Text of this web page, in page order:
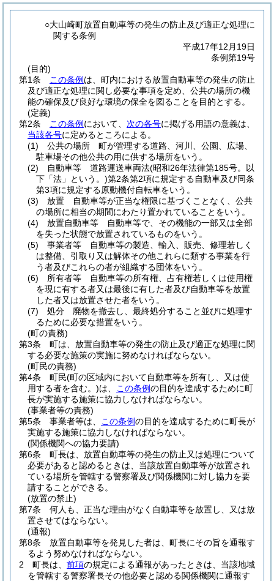
○大山崎町放置自動車等の発生の防止及び適正な処理に
関する条例
平成17年12月19日
条例第19号
(目的)
第1条
この条例 は、町内における放置自動車等の発生の防止
及び適正な処理に関し必要な事項を定め、公共の場所の機
能の確保及び良好な環境の保全を図ることを目的とする。
(定義)
第2条
この条例 において、 次の各号に掲げる用語の意義は、
当該各号に定めるところによる。
(1)
公共の場所 町が管理する道路、河川、公園、広場、
駐車場その他公共の用に供する場所をいう。
(2)
自動車等 道路運送車両法(昭和26年法律第185号。以
下「法」という。)第2条第2項に規定する自動車及び同条
第3項に規定する原動機付自転車をいう。
(3)
放置 自動車等が正当な権限に基づくことなく、公共
の場所に相当の期間にわたり置かれていることをいう。
(4)
放置自動車等 自動車等で、その機能の一部又は全部
を失った状態で放置されているものをいう。
(5)
事業者等 自動車等の製造、輸入、販売、修理若しく
は整備、引取り又は解体その他これらに類する事業を行
う者及びこれらの者が組織する団体をいう。
(6)
所有者等 自動車等の所有権、占有権若しくは使用権
を現に有する者又は最後に有した者及び自動車等を放置
した者又は放置させた者をいう。
(7)
処分 廃物を撤去し、最終処分すること並びに処理す
るために必要な措置をいう。
(町の責務)
第3条
町は、放置自動車等の発生の防止及び適正な処理に関
する必要な施策の実施に努めなければならない。
(町民の責務)
第4条
町民(町の区域内において自動車等を所有し、又は使
用する者を含む。)は、 この条例の目的を達成するために町
長が実施する施策に協力しなければならない。
(事業者等の責務)
第5条
事業者等は、 この条例の目的を達成するために町長が
実施する施策に協力しなければならない。
(関係機関への協力要請)
第6条
町長は、放置自動車等の発生の防止又は処理について
必要があると認めるときは、当該放置自動車等が放置され
ている場所を管轄する警察署及び関係機関に対し協力を要
請することができる。
(放置の禁止)
第7条
何人も、正当な理由がなく自動車等を放置し、又は放
置させてはならない。
(通報)
第8条
放置自動車等を発見した者は、町長にその旨を通報す
るよう努めなければならない。
2
町長は、 前項の規定による通報があったときは、当該地域
を管轄する警察署長その他必要と認める関係機関に通報す